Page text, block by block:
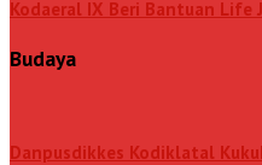
Kodaeral IX Beri Bantuan Life
Budaya
Danpusdikkes Kodiklatal